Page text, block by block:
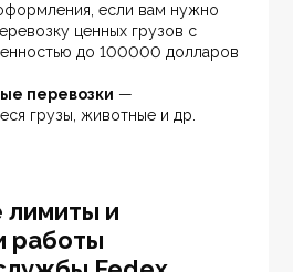
если вам нужно
ценных грузов с
до 100000 долларов
перевозки —
грузы, животные и др.
и
работы